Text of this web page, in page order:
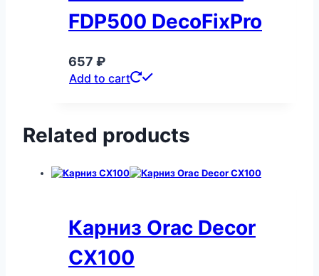
FDP500 DecoFixPro
657 ₽
Add to cart
Related products
Карниз Orac Decor
CX100